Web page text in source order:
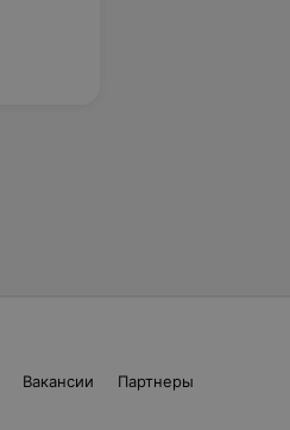
Вакансии
Партнеры